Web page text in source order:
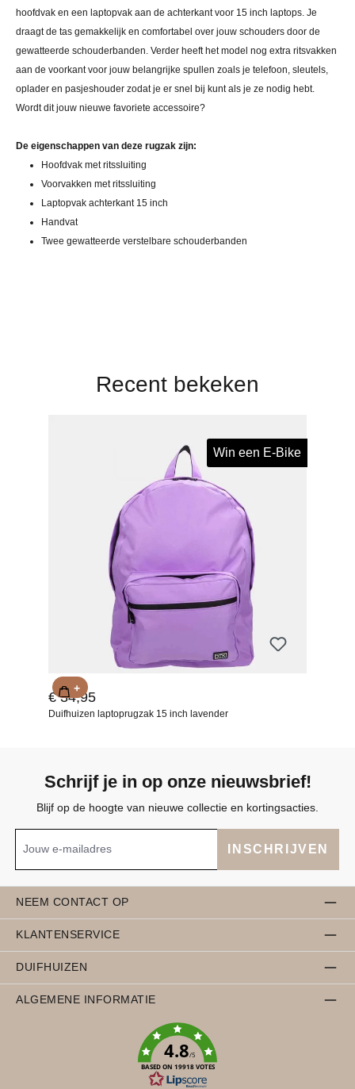
hoofdvak en een laptopvak aan de achterkant voor 15 inch laptops. Je
draagt de tas gemakkelijk en comfortabel over jouw schouders door de
gewatteerde schouderbanden. Verder heeft het model nog extra ritsvakken
aan de voorkant voor jouw belangrijke spullen zoals je telefoon, sleutels,
oplader en pasjeshouder zodat je er snel bij kunt als je ze nodig hebt.
Wordt dit jouw nieuwe favoriete accessoire?
De eigenschappen van deze rugzak zijn:
Hoofdvak met ritssluiting
Voorvakken met ritssluiting
Laptopvak achterkant 15 inch
Handvat
Twee gewatteerde verstelbare schouderbanden
Recent bekeken
Win een E-Bike
€ 34,95
Duifhuizen laptoprugzak 15 inch lavender
+
Schrijf je in op onze nieuwsbrief!
Blijf op de hoogte van nieuwe collectie en kortingsacties.
INSCHRIJVEN
NEEM CONTACT OP
KLANTENSERVICE
DUIFHUIZEN
ALGEMENE INFORMATIE
4.8/5
BASED ON 19918 VOTES